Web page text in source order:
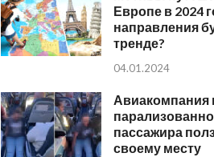
Европе в 2024
направления
тренде?
04.01.2024
Авиакомпания
пассажира
своему месту